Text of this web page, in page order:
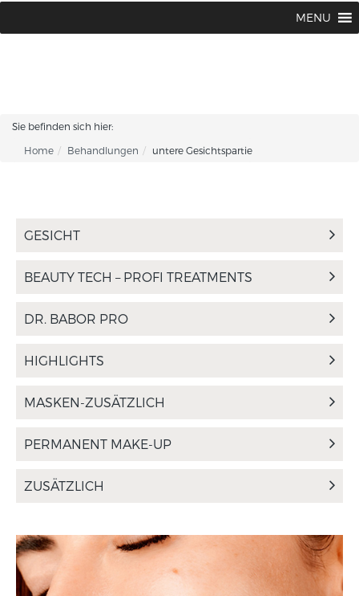
MENU
Sie befinden sich hier:
Home Behandlungen untere Gesichtspartie
GESICHT
BEAUTY TECH – PROFI TREATMENTS
DR. BABOR PRO
HIGHLIGHTS
MASKEN-ZUSÄTZLICH
PERMANENT MAKE-UP
ZUSÄTZLICH